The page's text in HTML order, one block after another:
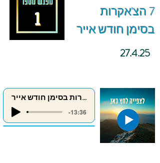
7 הצ'אקרות
בסימן חודש אייר
27.4.25
ריפוי 7 הצ'אקרות בסימן חודש אייר
-13:36